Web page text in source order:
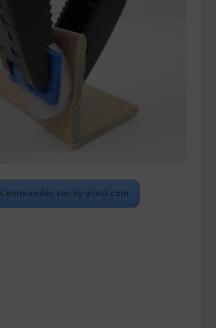
Commander sur by-pixcl.com